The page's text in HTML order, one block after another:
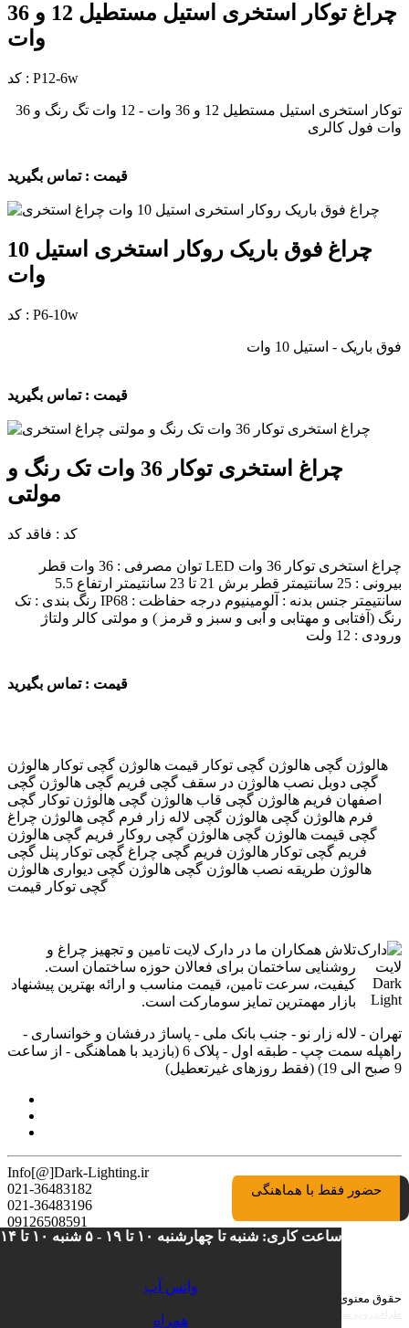
چراغ توکار استخری استیل مستطیل 12 و 36
وات
کد : P12-6w
توکار استخری استیل مستطیل 12 و 36 وات - 12 وات تگ رنگ و 36
وات فول کالری
قیمت : تماس بگیرید
چراغ فوق باریک روکار استخری استیل 10
وات
کد : P6-10w
فوق باریک - استیل 10 وات
قیمت : تماس بگیرید
چراغ استخری توکار 36 وات تک رنگ و
مولتی
کد : فاقد کد
چراغ استخری توکار 36 وات LED توان مصرفی : 36 وات قطر
بیرونی : 25 سانتیمتر قطر برش 21 تا 23 سانتیمتر ارتفاع 5.5
سانتیمتر جنس بدنه : آلومینیوم درجه حفاظت : IP68 رنگ بندی : تک
رنگ (آفتابی و مهتابی و آبی و سبز و قرمز ) و مولتی کالر ولتاژ
ورودی : 12 ولت
قیمت : تماس بگیرید
هالوژن گچی هالوژن گچی توکار قیمت هالوژن گچی توکار هالوژن
گچی دوبل نصب هالوژن در سقف گچی فریم گچی هالوژن گچی
اصفهان فریم هالوژن گچی قاب هالوژن گچی هالوژن توکار گچی
فرم هالوژن گچی هالوژن گچی لاله زار فرم گچی هالوژن چراغ
گچی قیمت هالوژن گچی هالوژن گچی روکار فریم گچی هالوژن
فریم گچی توکار هالوژن فریم گچی چراغ گچی توکار پنل گچی
هالوژن طریقه نصب هالوژن گچی هالوژن گچی دیواری هالوژن
گچی توکار قیمت
تلاش همکاران ما در دارک لایت تامین و تجهیز چراغ و
روشنایی ساختمان برای فعالان حوزه ساختمان است.
کیفیت، سرعت تامین، قیمت مناسب و ارائه بهترین پیشنهاد
بازار مهمترین تمایز سومارکت است.
تهران - لاله زار نو - جنب بانک ملی - پاساژ درفشان و خوانساری -
راه‎پله سمت چپ - طبقه اول - پلاک 6 (بازدید با هماهنگی - از ساعت
9 صبح الی 19) (فقط روزهای غیرتعطیل)
Info[@]Dark-Lighting.ir
021-36483182
021-36483196
09126508591
989126508591
حقوق معنوی سایت متعلق است به دارک لایت
حضور فقط با هماهنگی
ساعت کاری: شنبه تا چهارشنبه ۱۰ تا ۱۹ - ۵ شنبه ۱۰ تا ۱۴
واتس آپ
همراه